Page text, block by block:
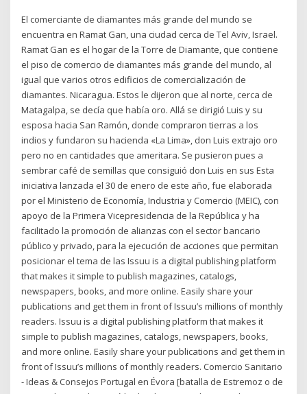
El comerciante de diamantes más grande del mundo se
encuentra en Ramat Gan, una ciudad cerca de Tel Aviv, Israel.
Ramat Gan es el hogar de la Torre de Diamante, que contiene
el piso de comercio de diamantes más grande del mundo, al
igual que varios otros edificios de comercialización de
diamantes. Nicaragua. Estos le dijeron que al norte, cerca de
Matagalpa, se decía que había oro. Allá se dirigió Luis y su
esposa hacia San Ramón, donde compraron tierras a los
indios y fundaron su hacienda «La Lima», don Luis extrajo oro
pero no en cantidades que ameritara. Se pusieron pues a
sembrar café de semillas que consiguió don Luis en sus Esta
iniciativa lanzada el 30 de enero de este año, fue elaborada
por el Ministerio de Economía, Industria y Comercio (MEIC), con
apoyo de la Primera Vicepresidencia de la República y ha
facilitado la promoción de alianzas con el sector bancario
público y privado, para la ejecución de acciones que permitan
posicionar el tema de las Issuu is a digital publishing platform
that makes it simple to publish magazines, catalogs,
newspapers, books, and more online. Easily share your
publications and get them in front of Issuu’s millions of monthly
readers. Issuu is a digital publishing platform that makes it
simple to publish magazines, catalogs, newspapers, books,
and more online. Easily share your publications and get them in
front of Issuu’s millions of monthly readers. Comercio Sanitario
- Ideas & Consejos Portugal en Évora [batalla de Estremoz o de